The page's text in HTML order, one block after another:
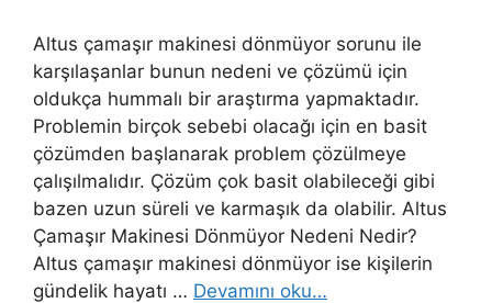
Altus çamaşır makinesi dönmüyor sorunu ile
karşılaşanlar bunun nedeni ve çözümü için
oldukça hummalı bir araştırma yapmaktadır.
Problemin birçok sebebi olacağı için en basit
çözümden başlanarak problem çözülmeye
çalışılmalıdır. Çözüm çok basit olabileceği gibi
bazen uzun süreli ve karmaşık da olabilir. Altus
Çamaşır Makinesi Dönmüyor Nedeni Nedir?
Altus çamaşır makinesi dönmüyor ise kişilerin
gündelik hayatı … Devamını oku…